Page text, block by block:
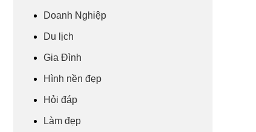
Doanh Nghiệp
Du lịch
Gia Đình
Hình nền đẹp
Hỏi đáp
Làm đẹp